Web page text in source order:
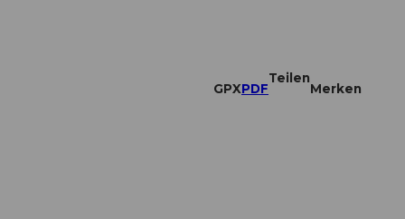
GPXPDF
Teilen
Merken